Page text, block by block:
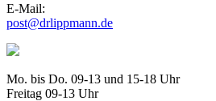
E-Mail:
post@drlippmann.de
Mo. bis Do. 09-13 und 15-18 Uhr
Freitag 09-13 Uhr